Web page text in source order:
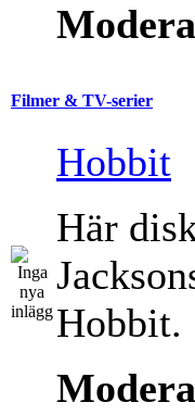
Filmer & TV-serier
Hobbit
Här
Hobbit.